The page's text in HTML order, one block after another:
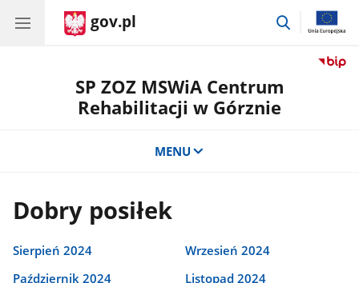
gov.pl
przejdź
SP ZOZ MSWiA Centrum
Rehabilitacji w Górznie
MENU
Dobry posiłek
Sierpień 2024
Wrzesień 2024
Październik 2024
Listopad 2024